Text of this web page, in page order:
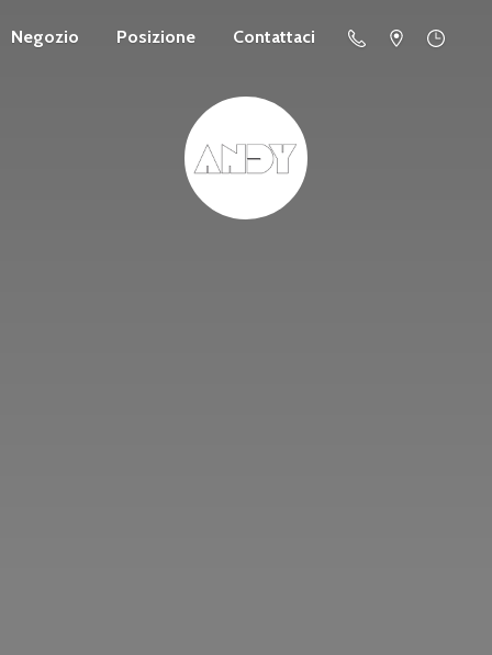
Negozio Posizione Contattaci